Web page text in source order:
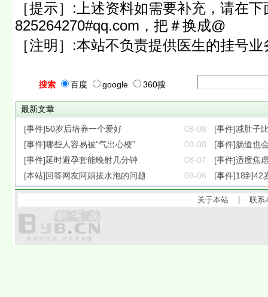
［提示］:上述资料如需要补充，请在
825264270#qq.com，把＃换成@
［注明］:本站不负责提供医生的挂号业
搜索 百度 google 360搜
最新文章
[事件]50岁后培养一个爱好 08-08
[事件]减肚子
[事件]哪些人容易被“气出心梗”
08-08
[事件]肠道也
[事件]延时避孕套能晚射几分钟
08-07
[事件]适度焦
[本站]回答网友阿娟拔水泡的问题
08-06 [事件]18到42
关于本站 |联系